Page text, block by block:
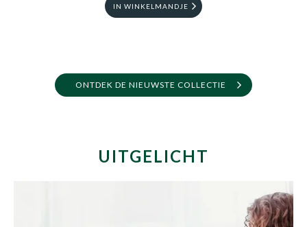
IN WINKELMANDJE
ONTDEK DE NIEUWSTE COLLECTIE
UITGELICHT